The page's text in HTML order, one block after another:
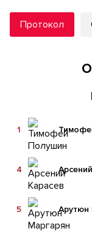
Протокол
1
4
Арутюн
5